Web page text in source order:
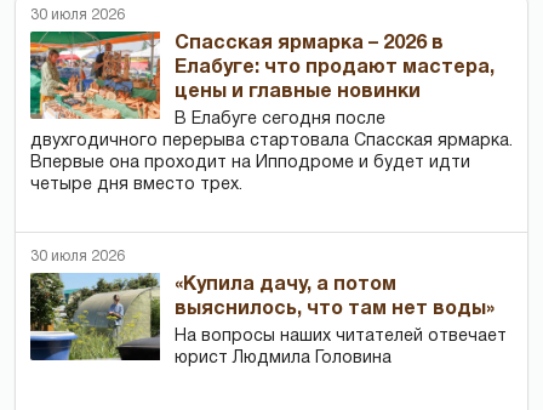
30 июля 2026
Спасская ярмарка – 2026 в
Елабуге: что продают мастера,
цены и главные новинки
В Елабуге сегодня после
двухгодичного перерыва стартовала Спасская ярмарка.
Впервые она проходит на Ипподроме и будет идти
четыре дня вместо трех.
30 июля 2026
«Купила дачу, а потом
выяснилось, что там нет воды»
На вопросы наших читателей отвечает
юрист Людмила Головина